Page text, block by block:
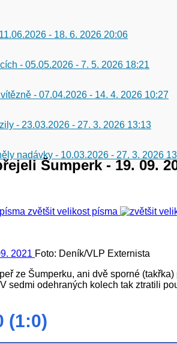
- 18. 6. 2026 20:06
- 05.05.2026 - 7. 5. 2026 18:21
- 07.04.2026 - 14. 4. 2026 10:27
- 23.03.2026 - 27. 3. 2026 13:13
nadávky - 10.03.2026 - 27. 3. 2026
Šumperk - 19. 09.
zvětšit velikost písma
Foto: Deník/VLP Externista
ze Šumperku, ani dvě sporné
sedmi odehraných kolech tak ztratili
(1:0)